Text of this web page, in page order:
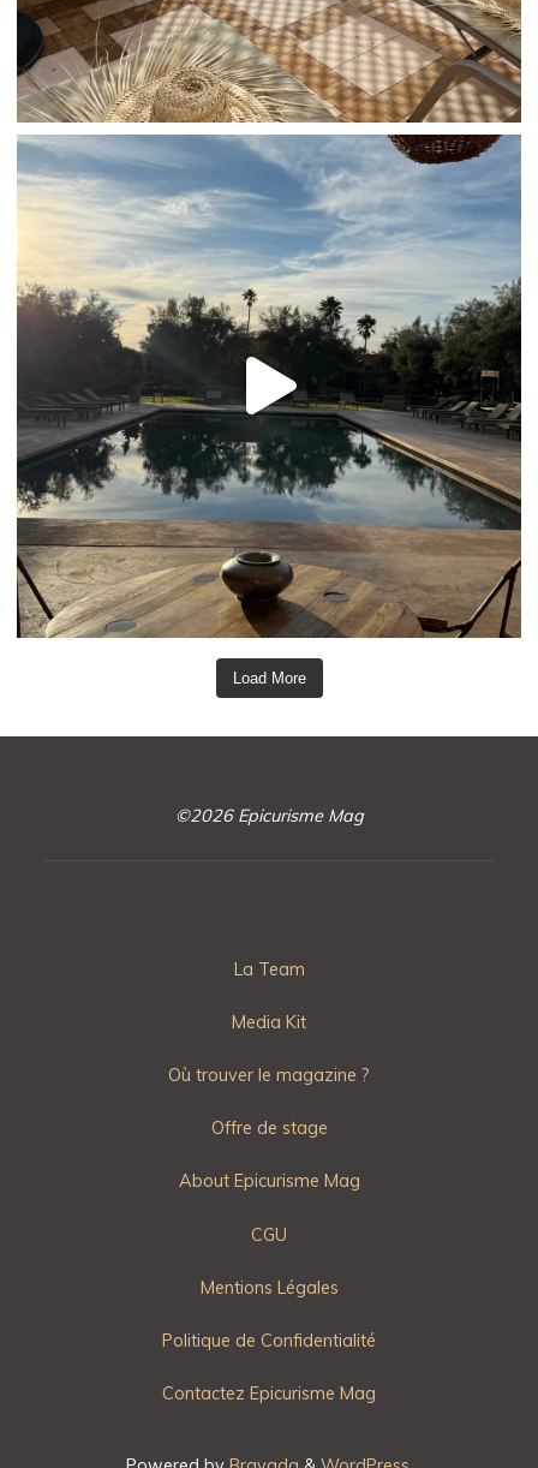
Load More
©2026 Epicurisme Mag
La Team
Media Kit
Où trouver le magazine ?
Offre de stage
About Epicurisme Mag
CGU
Mentions Légales
Politique de Confidentialité
Contactez Epicurisme Mag